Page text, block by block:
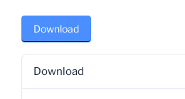
Download
Download